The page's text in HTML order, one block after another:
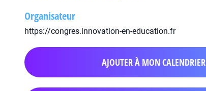
Organisateur
https://congres.innovation-en-education.fr
AJOUTER À MON CALENDRIER